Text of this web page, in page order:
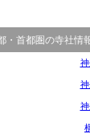
・首都圏の寺社情